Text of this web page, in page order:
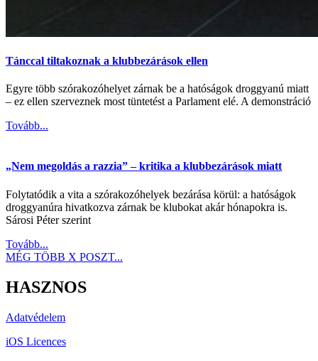
Tánccal tiltakoznak a klubbezárások ellen
Egyre több szórakozóhelyet zárnak be a hatóságok droggyanú miatt
– ez ellen szerveznek most tüntetést a Parlament elé. A demonstráció
Tovább...
„Nem megoldás a razzia” – kritika a klubbezárások miatt
Folytatódik a vita a szórakozóhelyek bezárása körül: a hatóságok
droggyanúra hivatkozva zárnak be klubokat akár hónapokra is.
Sárosi Péter szerint
Tovább...
MÉG TÖBB X POSZT...
HASZNOS
Adatvédelem
iOS Licences